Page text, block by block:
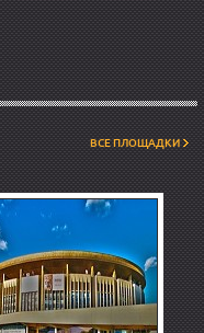
ВСЕ ПЛОЩАДКИ